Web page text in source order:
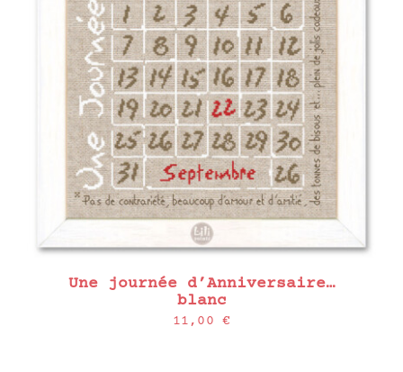
Une journée d’Anniversaire…
blanc
11,00€